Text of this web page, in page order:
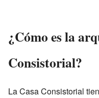
¿Cómo es la
Consistorial?
La Casa Consistorial